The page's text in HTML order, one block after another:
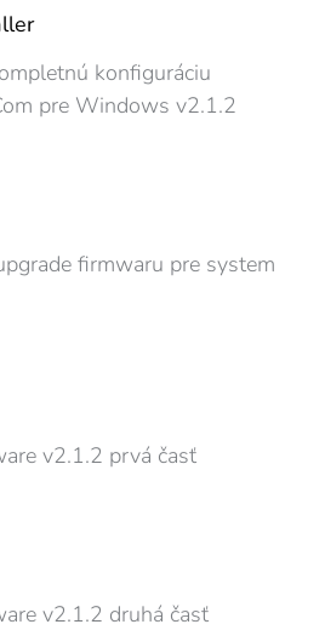
konfiguráciu
pre Windows v2.1.2
firmwaru pre system
v2.1.2 prvá časť
v2.1.2 druhá časť